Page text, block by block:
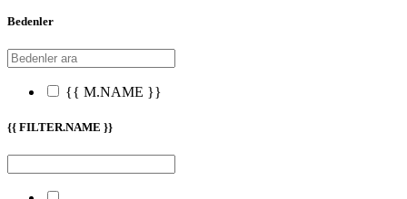
Bedenler
{{ M.NAME }}
{{ FILTER.NAME }}